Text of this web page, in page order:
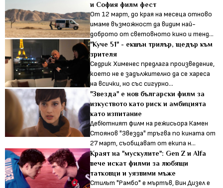
и София филм фест
От 12 март, до края на месеца отново
имаме възможност дa видим най-
доброто от световното кино и тенд...
"Куче 51" - екшън трилър, щедър към
зрителя
Седрик Хименес предлага произведение,
което не е задължително да се хареса
на всички, но със сигурно...
"Звезда" е нов български филм за
изкуството като риск и амбицията
като изпитание
Дебютният филм на режисьора Камен
Стоянов "Звезда" тръгва по кината от
27 март, съобщават от екипа н...
Краят на "мускулите": Gen Z и Alfa
вече искат филми за любящи
татковци и уязвими мъже
Стилът "Рамбо" е мъртъв, Вин Дизел е